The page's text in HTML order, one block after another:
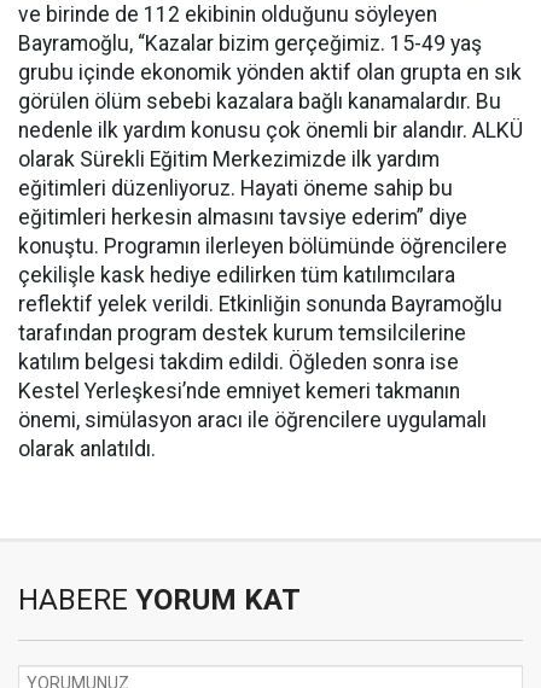
ve birinde de 112 ekibinin olduğunu söyleyen
Bayramoğlu, “Kazalar bizim gerçeğimiz. 15-49 yaş
grubu içinde ekonomik yönden aktif olan grupta en sık
görülen ölüm sebebi kazalara bağlı kanamalardır. Bu
nedenle ilk yardım konusu çok önemli bir alandır. ALKÜ
olarak Sürekli Eğitim Merkezimizde ilk yardım
eğitimleri düzenliyoruz. Hayati öneme sahip bu
eğitimleri herkesin almasını tavsiye ederim” diye
konuştu. Programın ilerleyen bölümünde öğrencilere
çekilişle kask hediye edilirken tüm katılımcılara
reflektif yelek verildi. Etkinliğin sonunda Bayramoğlu
tarafından program destek kurum temsilcilerine
katılım belgesi takdim edildi. Öğleden sonra ise
Kestel Yerleşkesi’nde emniyet kemeri takmanın
önemi, simülasyon aracı ile öğrencilere uygulamalı
olarak anlatıldı.
HABERE YORUM KAT